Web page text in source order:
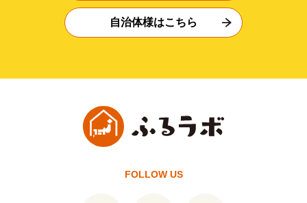
自治体様はこちら
FOLLOW US